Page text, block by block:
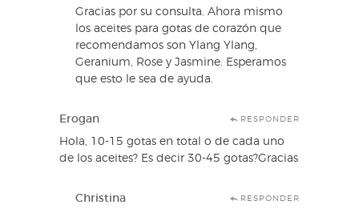
Gracias por su consulta. Ahora mismo
los aceites para gotas de corazón que
recomendamos son Ylang Ylang,
Geranium, Rose y Jasmine. Esperamos
que esto le sea de ayuda.
Erogan RESPONDER
Hola, 10-15 gotas en total o de cada uno
de los aceites? Es decir 30-45 gotas?Gracias
Christina RESPONDER